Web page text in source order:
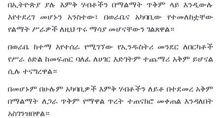
በኢትዮጵያ ያሉ እምቅ ሃብቶችን በማልማት ጥቅም ላይ እንዲውሉ
እየተደረገ
መሆኑን አንስተው፣ በወራቤና አካባቢው
የተመለከቷቸው
የልማት ሥራዎች ለዚህ ጥሩ ማሳያ መሆናቸውን ገልጸዋል።
በወራቤ ከተማ እየተሰራ የሚገኘው የኢንዱስትሪ መንደር ለበርካቶች
የሥራ ዕድል ከመፍጠር ባለፈ ለሀገር እድገትም ተጨማሪ አቅም ይሆናል
ሲሉ ተናግረዋል።
በመሆኑም በሁሉም አካባቢዎች እምቅ ሃብቶችን ለይቶ በተደመረ አቅም
በማልማት ለጋራ ጥቅም የማዋል ጥረት ተጠናክሮ መቀጠል እንዳለበት
አስገንዝበዋል።